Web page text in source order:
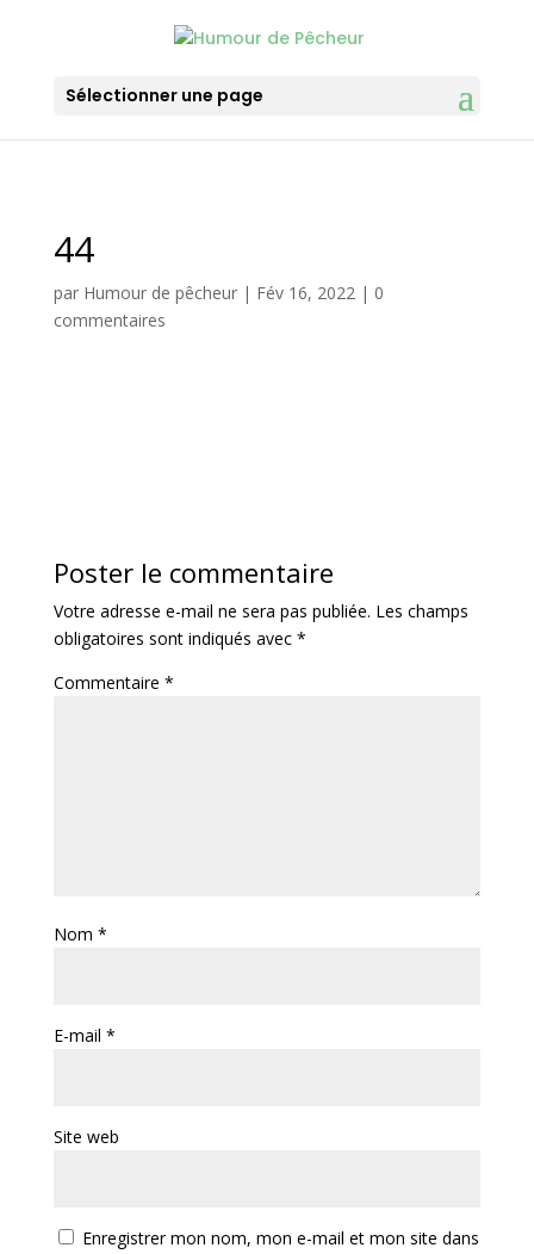
Sélectionner une page
44
par Humour de pêcheur| Fév 16, 2022| 0
commentaires
Poster le commentaire
Votre adresse e-mail ne sera pas publiée. Les champs
obligatoires sont indiqués avec *
Commentaire *
Nom *
E-mail *
Site web
Enregistrer mon nom, mon e-mail et mon site dans